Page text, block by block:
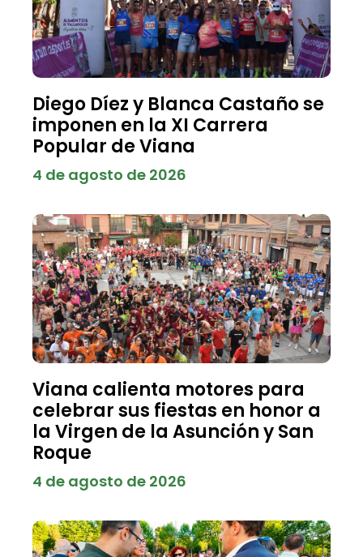
Diego Díez y Blanca Castaño se
imponen en la XI Carrera
Popular de Viana
4 de agosto de 2026
Viana calienta motores para
celebrar sus fiestas en honor a
la Virgen de la Asunción y San
Roque
4 de agosto de 2026